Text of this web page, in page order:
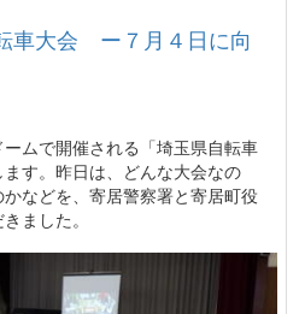
車大会 ー７月４日に向
ムで開催される「埼玉県自転車
す。昨日は、どんな大会なの
などを、寄居警察署と寄居町役
ました。